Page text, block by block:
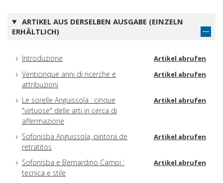
ARTIKEL AUS DERSELBEN AUSGABE (EINZELN
ERHÄLTLICH)
Introduzione Artikel abrufen
Venticinque anni di ricerche e
attribuzioni
Artikel abrufen
Le sorelle Anguissola : cinque
"virtuose" delle arti in cerca di
affermazione
Artikel abrufen
Sofonisba Anguissola, pintora de
retratitos
Artikel abrufen
Sofonisba e Bernardino Campi :
tecnica e stile
Artikel abrufen